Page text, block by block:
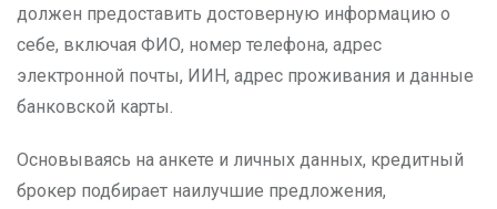
должен предоставить достоверную информацию о
себе, включая ФИО, номер телефона, адрес
электронной почты, ИИН, адрес проживания и данные
банковской карты.
Основываясь на анкете и личных данных, кредитный
брокер подбирает наилучшие предложения,